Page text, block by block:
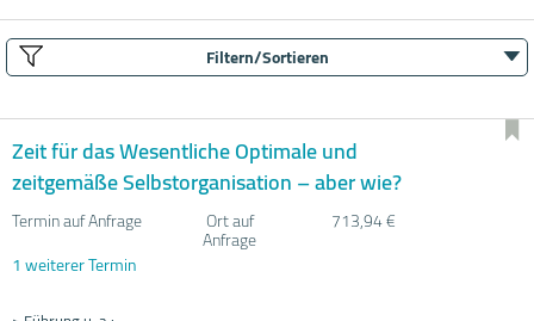
Filtern/Sortieren
Zeit für das Wesentliche Optimale und
zeitgemäße Selbstorganisation – aber wie?
Termin auf Anfrage Ort auf
Anfrage
713,94 €
1 weiterer Termin